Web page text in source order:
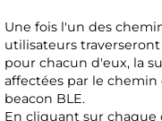
Une fois l'un des
utilisateurs
pour chacun d'eux, la
affectées par le chemin
beacon BLE.
En cliquant sur